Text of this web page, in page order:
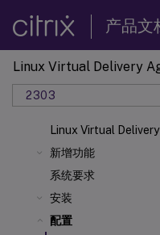
产品文
Linux Virtual Delivery
2303
Linux Virtual
新增功能
系统要求
安装
配置